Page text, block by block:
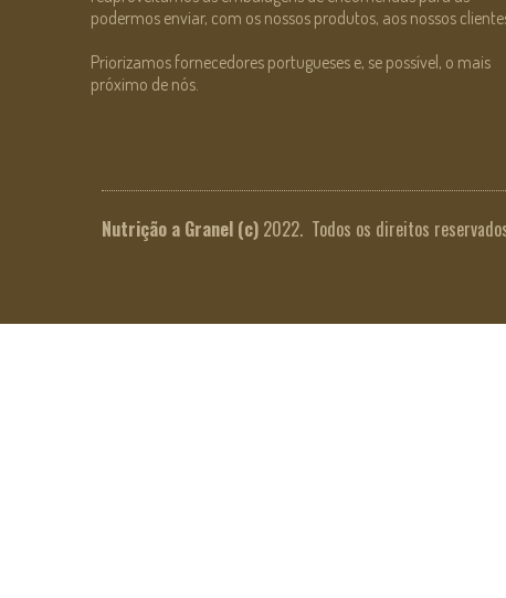
podermos enviar, com os nossos produtos, aos nossos
Priorizamos fornecedores portugueses e, se possível, o mais
próximo de nós.
Nutrição a Granel (c) 2022. Todos os direitos